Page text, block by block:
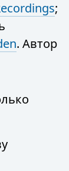
;
. Автор